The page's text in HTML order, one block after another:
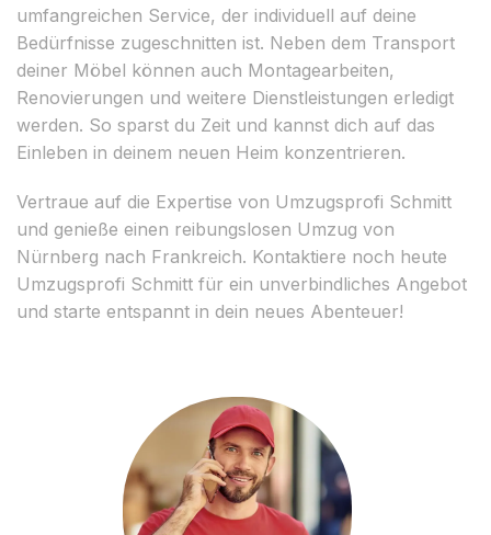
umfangreichen Service, der individuell auf deine
Bedürfnisse zugeschnitten ist. Neben dem Transport
deiner Möbel können auch Montagearbeiten,
Renovierungen und weitere Dienstleistungen erledigt
werden. So sparst du Zeit und kannst dich auf das
Einleben in deinem neuen Heim konzentrieren.
Vertraue auf die Expertise von Umzugsprofi Schmitt
und genieße einen reibungslosen Umzug von
Nürnberg nach Frankreich. Kontaktiere noch heute
Umzugsprofi Schmitt für ein unverbindliches Angebot
und starte entspannt in dein neues Abenteuer!